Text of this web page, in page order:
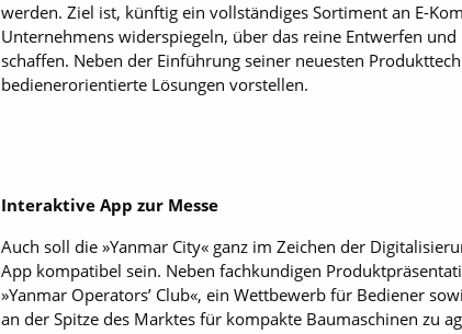
werden. Ziel ist, künftig ein vollständiges Sortiment an E-
Unternehmens widerspiegeln, über das reine Entwerfen
schaffen. Neben der Einführung seiner neuesten
bedienerorientierte Lösungen vorstellen.
Interaktive App zur Messe
Auch soll die »Yanmar City« ganz im Zeichen der
App kompatibel sein. Neben fachkundigen
»Yanmar Operators’ Club«, ein Wettbewerb für Bediener
an der Spitze des Marktes für kompakte Baumaschinen zu